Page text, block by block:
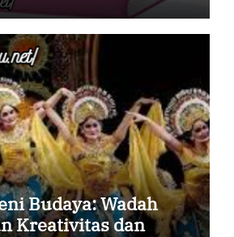
Budaya: Wadah
Kreativitas dan